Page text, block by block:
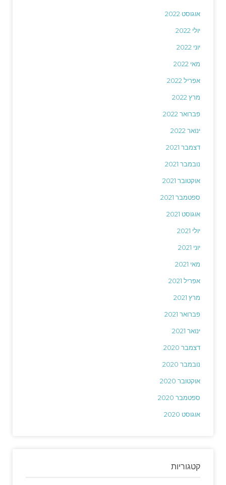
אוגוסט 2022
יולי 2022
יוני 2022
מאי 2022
אפריל 2022
מרץ 2022
פברואר 2022
ינואר 2022
דצמבר 2021
נובמבר 2021
אוקטובר 2021
ספטמבר 2021
אוגוסט 2021
יולי 2021
יוני 2021
מאי 2021
אפריל 2021
מרץ 2021
פברואר 2021
ינואר 2021
דצמבר 2020
נובמבר 2020
אוקטובר 2020
ספטמבר 2020
אוגוסט 2020
קטגוריות